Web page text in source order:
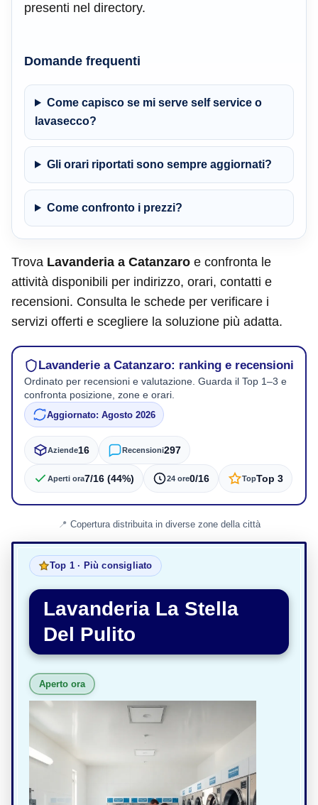
presenti nel directory.
Domande frequenti
Come capisco se mi serve self service o
lavasecco?
Gli orari riportati sono sempre aggiornati?
Come confronto i prezzi?
Trova Lavanderia a Catanzaro e confronta le
attività disponibili per indirizzo, orari, contatti e
recensioni. Consulta le schede per verificare i
servizi offerti e scegliere la soluzione più adatta.
Lavanderie a Catanzaro: ranking e recensioni
Ordinato per recensioni e valutazione. Guarda il Top 1–3 e
confronta posizione, zone e orari.
Aggiornato: Agosto 2026
Aziende16 Recensioni297
Aperti ora7/16 (44%) 24 ore0/16 TopTop 3
Copertura distribuita in diverse zone della città
Top 1 · Più consigliato
Lavanderia La Stella
Del Pulito
Aperto ora